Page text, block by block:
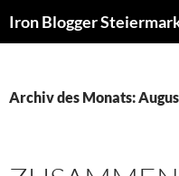
Inhalt
Iron Blogger
Archiv des Monats: